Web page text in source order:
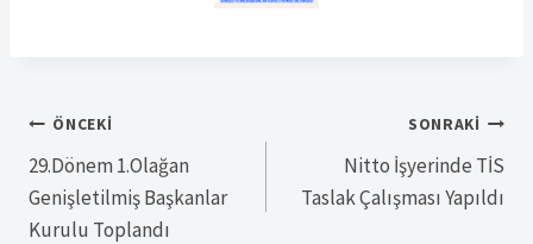
Yazı
gezinmesi
ÖNCEKI
29.Dönem 1.Olağan
Genişletilmiş Başkanlar
Kurulu Toplandı
SONRAKI
Nitto İşyerinde TİS
Taslak Çalışması Yapıldı